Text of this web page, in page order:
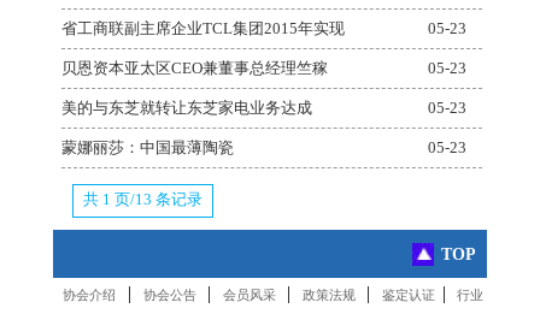
省工商联副主席企业TCL集团2015年实现 05-23
贝恩资本亚太区CEO兼董事总经理竺稼 05-23
美的与东芝就转让东芝家电业务达成 05-23
蒙娜丽莎：中国最薄陶瓷 05-23
共 1 页/13 条记录
TOP
协会介绍 | 协会公告 | 会员风采 | 政策法规 | 鉴定认证 | 行业